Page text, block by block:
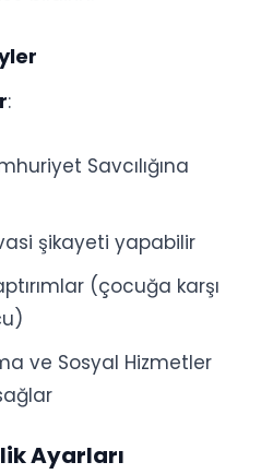
:
Savcılığına
şikayeti yapabilir
(çocuğa karşı
ve Sosyal Hizmetler
Ayarları